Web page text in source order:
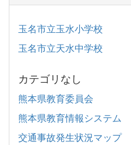
玉名市立玉水小学校
玉名市立天水中学校
カテゴリなし
熊本県教育委員会
熊本県教育情報システム
交通事故発生状況マップ